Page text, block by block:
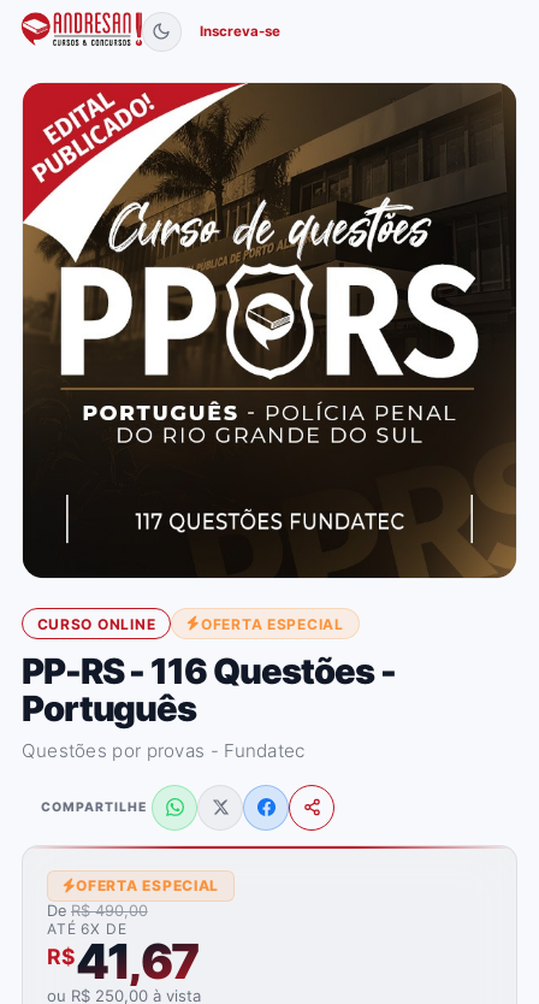
Inscreva-se
CURSO ONLINE OFERTA ESPECIAL
PP-RS - 116 Questões -
Português
Questões por provas - Fundatec
COMPARTILHE
OFERTA ESPECIAL
De R$ 490,00
ATÉ 6X DE
R$41,67
ou R$ 250,00 à vista